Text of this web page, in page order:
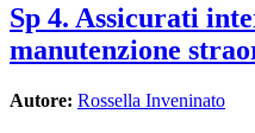
Sp 4. Assicurati
manutenzione
Autore: Rossella Inveninato